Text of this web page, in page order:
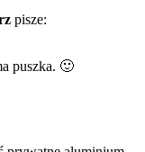
pisze:
puszka. 🙂